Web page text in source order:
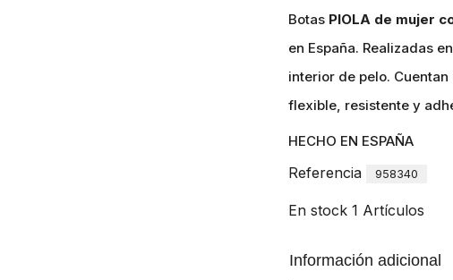
Botas PIOLA de mujer
en España. Realizadas
interior de pelo.
flexible, resistente y
HECHO EN ESPAÑA
Referencia 958340
En stock 1 Artículos
Información adicional